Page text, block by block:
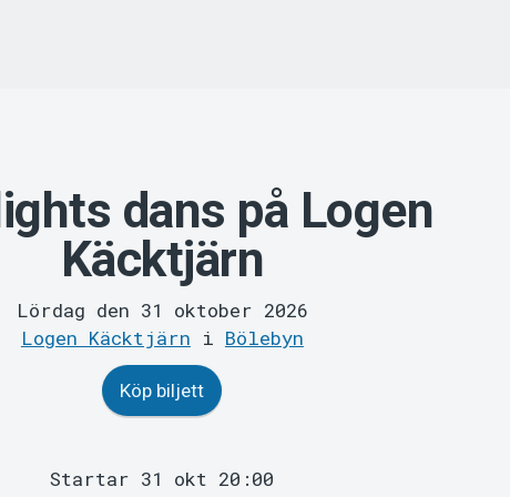
dans på Logen
Käcktjärn
Lördag den 31 oktober 2026
Logen Käcktjärn i Bölebyn
Köp biljett
Startar 31 okt 20:00